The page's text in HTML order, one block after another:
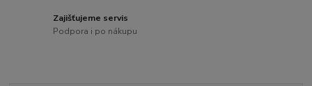
Zajišťujeme servis
Podpora i po nákupu